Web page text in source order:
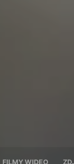
FILMY WIDEO